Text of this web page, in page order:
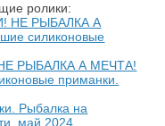
ролики:
РЫБАЛКА А МЕЧТА!
приманки.